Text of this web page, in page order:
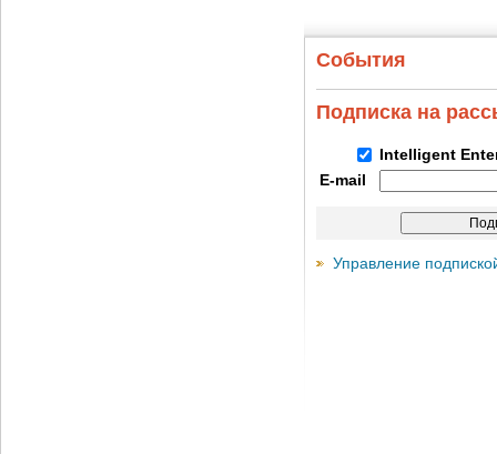
События
Подписка на
Intelligent
E-mail
Управление